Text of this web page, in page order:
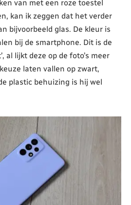
van met een roze toestel
kan ik zeggen dat het verder
bijvoorbeeld glas. De kleur is
bij de smartphone. Dit is de
al lijkt deze op de foto’s meer
laten vallen op zwart,
plastic behuizing is hij wel